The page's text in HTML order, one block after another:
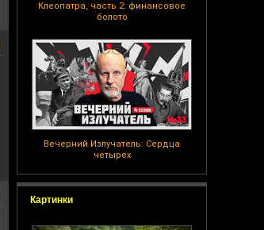
Клеопатра, часть 2: финансовое
болото
Вечерний Излучатель: Сердца
четырех
Картинки